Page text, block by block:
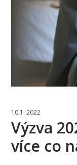
10.1. 2022
Výzva
více co